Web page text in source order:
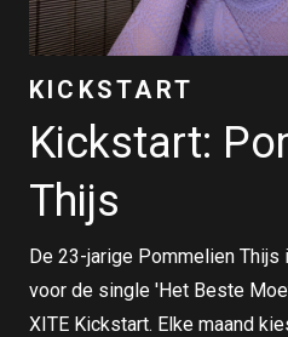
KICKSTART
Kickstart:
Thijs
De 23-jarige Pommelien
voor de single 'Het Beste
XITE Kickstart. Elke maand